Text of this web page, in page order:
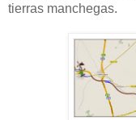
tierras manchegas.